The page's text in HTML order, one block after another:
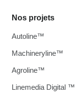
Nos projets
Autoline™
Machineryline™
Agroline™
Linemedia Digital ™